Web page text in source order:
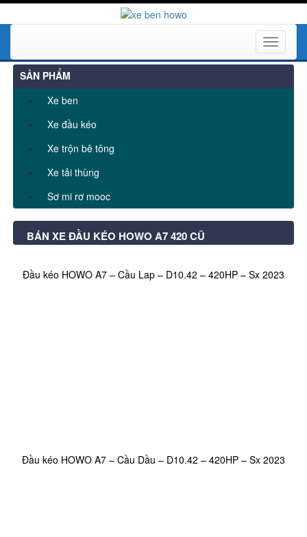
Toggle
SẢN PHẨM
Xe ben
Xe đầu kéo
Xe trộn bê tông
Xe tải thùng
Sơ mi rơ mooc
BÁN XE ĐẦU KÉO HOWO A7 420 CŨ
Đầu kéo HOWO A7 – Cầu Lap – D10.42 – 420HP – Sx 2023
Đầu kéo HOWO A7 – Cầu Dầu – D10.42 – 420HP – Sx 2023